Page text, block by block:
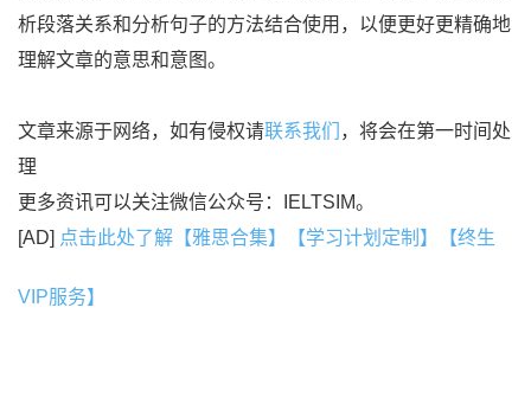
析段落关系和分析句子的方法结合使用，以便更好更精确地
理解文章的意思和意图。
文章来源于网络，如有侵权请联系我们 ，将会在第一时间处
理
更多资讯可以关注微信公众号：IELTSIM。
[AD] 点击此处了解【雅思合集】【学习计划定制】【终生
VIP服务】